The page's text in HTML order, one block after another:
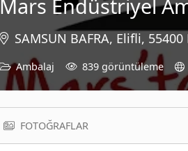
Mars Endüstriyel
SAMSUN BAFRA, Elifli,
Ambalaj 839 görüntüleme
FOTOĞRAFLAR